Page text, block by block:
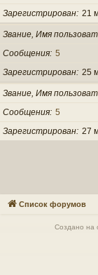
Зарегистрирован 21
Звание, Имя
Сообщения 5
Зарегистрирован 25
Звание, Имя
Сообщения 5
Зарегистрирован 27
Список форумов
Создано на